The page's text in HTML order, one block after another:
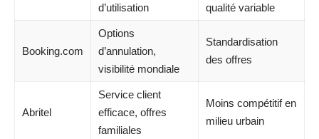
d’utilisation
qualité variable
Booking.com
Options
d’annulation,
visibilité mondiale
Standardisation
des offres
Abritel
Service client
efficace, offres
familiales
Moins compétitif en
milieu urbain